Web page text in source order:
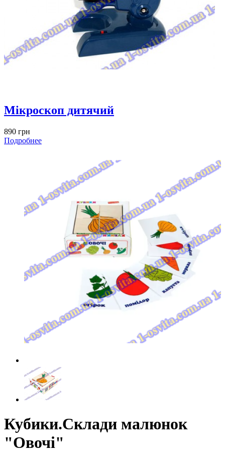
Мікроскоп дитячий
890 грн
Подробнее
Кубики.Склади малюнок
"Овочі"